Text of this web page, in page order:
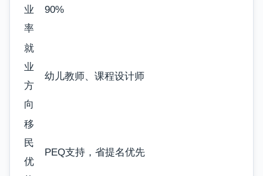
业
率
90%
就
业
方
向
幼儿教师、课程设计师
移
民
优
PEQ支持，省提名优先